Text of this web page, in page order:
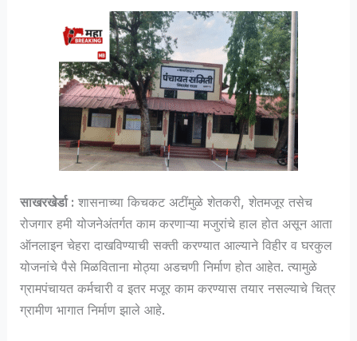
साखरखेर्डा : शासनाच्या किचकट अटींमुळे शेतकरी, शेतमजूर तसेच
रोजगार हमी योजनेअंतर्गत काम करणाऱ्या मजुरांचे हाल होत असून आता
ऑनलाइन चेहरा दाखविण्याची सक्ती करण्यात आल्याने विहीर व घरकुल
योजनांचे पैसे मिळविताना मोठ्या अडचणी निर्माण होत आहेत. त्यामुळे
ग्रामपंचायत कर्मचारी व इतर मजूर काम करण्यास तयार नसल्याचे चित्र
ग्रामीण भागात निर्माण झाले आहे.